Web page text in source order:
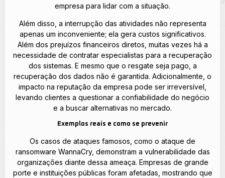
empresa para lidar com a situação.
Além disso, a interrupção das atividades não representa
apenas um inconveniente; ela gera custos significativos.
Além dos prejuízos financeiros diretos, muitas vezes há a
necessidade de contratar especialistas para a recuperação
dos sistemas. E mesmo que o resgate seja pago, a
recuperação dos dados não é garantida. Adicionalmente, o
impacto na reputação da empresa pode ser irreversível,
levando clientes a questionar a confiabilidade do negócio
e a buscar alternativas no mercado.
Exemplos reais e como se prevenir
Os casos de ataques famosos, como o ataque de
ransomware WannaCry, demonstram a vulnerabilidade das
organizações diante dessa ameaça. Empresas de grande
porte e instituições públicas foram afetadas, mostrando que